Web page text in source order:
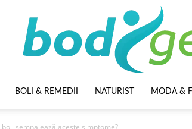
BOLI & REMEDII NATURIST MODA &
semnalează aceste simptome?